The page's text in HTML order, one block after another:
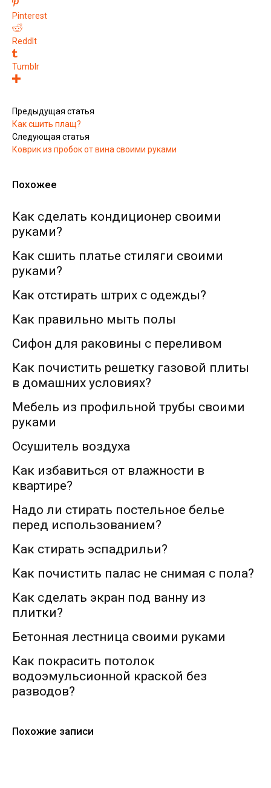
Pinterest
ReddIt
Tumblr
Предыдущая статья
Как сшить плащ?
Следующая статья
Коврик из пробок от вина своими руками
Похожее
Как сделать кондиционер своими
руками?
Как сшить платье стиляги своими
руками?
Как отстирать штрих с одежды?
Как правильно мыть полы
Сифон для раковины с переливом
Как почистить решетку газовой плиты
в домашних условиях?
Мебель из профильной трубы своими
руками
Осушитель воздуха
Как избавиться от влажности в
квартире?
Надо ли стирать постельное белье
перед использованием?
Как стирать эспадрильи?
Как почистить палас не снимая с пола?
Как сделать экран под ванну из
плитки?
Бетонная лестница своими руками
Как покрасить потолок
водоэмульсионной краской без
разводов?
Похожие записи